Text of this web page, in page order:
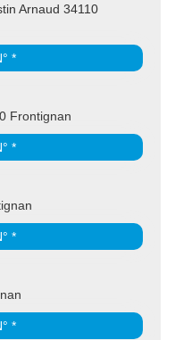
Arnaud 34110
*
Frontignan
*
*
*